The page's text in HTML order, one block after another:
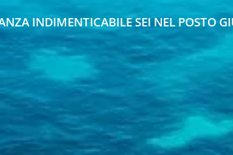
INDIMENTICABILE SEI NEL POSTO